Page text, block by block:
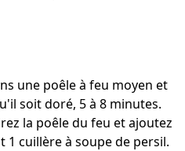
une poêle à feu moyen et
soit doré, 5 à 8 minutes.
la poêle du feu et ajoutez
1 cuillère à soupe de persil.